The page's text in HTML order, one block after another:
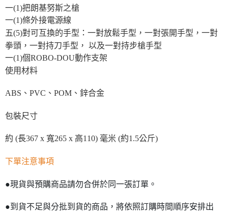
一(1)把朗基努斯之槍
一(1)條外接電源線
五(5)對可互換的手型：一對放鬆手型，一對張開手型，一對
拳頭，一對持刀手型， 以及一對持步槍手型
一(1)個ROBO-DOU動作支架
使用材料
ABS、PVC、POM、鋅合金
包裝尺寸
約 (長367 x 寬265 x 高110) 毫米 (約1.5公斤)
下單注意事項
●現貨與預購商品請勿合併於同一張訂單。
●到貨不足與分批到貨的商品，將依照訂購時間順序安排出